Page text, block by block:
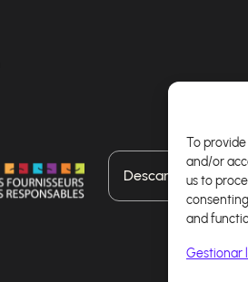
To
and/or
us to
and
Gestionar
Descarga nuestra